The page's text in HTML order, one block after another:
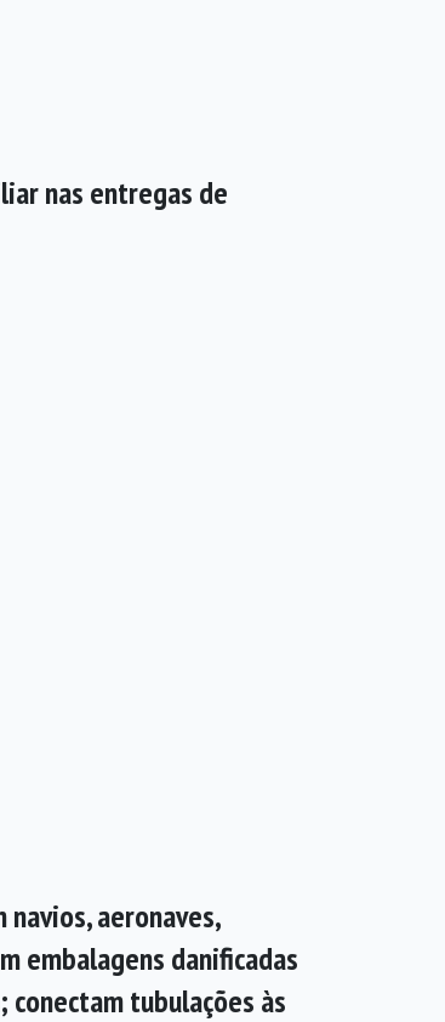
nas entregas de
aeronaves,
embalagens danificadas
tubulações às